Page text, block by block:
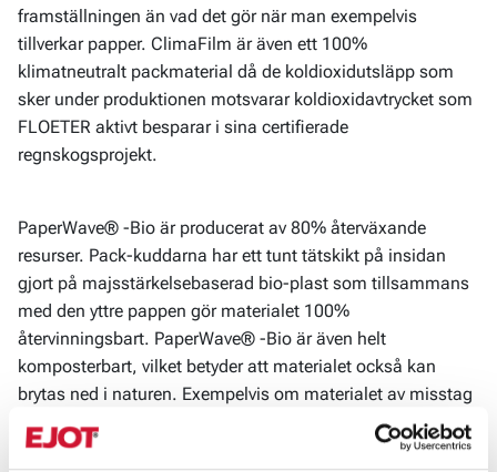
framställningen än vad det gör när man exempelvis
tillverkar papper. ClimaFilm är även ett 100%
klimatneutralt packmaterial då de koldioxidutsläpp som
sker under produktionen motsvarar koldioxidavtrycket som
FLOETER aktivt besparar i sina certifierade
regnskogsprojekt.
PaperWave® -Bio är producerat av 80% återväxande
resurser. Pack-kuddarna har ett tunt tätskikt på insidan
gjort på majsstärkelsebaserad bio-plast som tillsammans
med den yttre pappen gör materialet 100%
återvinningsbart. PaperWave® -Bio är även helt
komposterbart, vilket betyder att materialet också kan
brytas ned i naturen. Exempelvis om materialet av misstag
skulle hamna i havsmiljöer så kommer det kunna brytas
ned även i vattnet.